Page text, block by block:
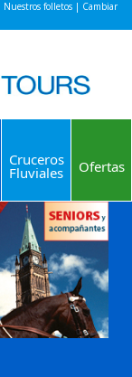
Nuestros folletos | Cambiar
Cruceros
Fluviales Ofertas